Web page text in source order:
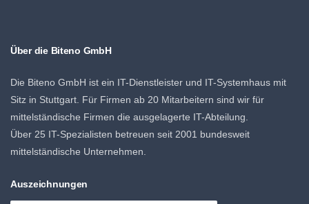
Über die Biteno GmbH
Die Biteno GmbH ist ein IT-Dienstleister und IT-Systemhaus mit
Sitz in Stuttgart. Für Firmen ab 20 Mitarbeitern sind wir für
mittelständische Firmen die ausgelagerte IT-Abteilung.
Über 25 IT-Spezialisten betreuen seit 2001 bundesweit
mittelständische Unternehmen.
Auszeichnungen